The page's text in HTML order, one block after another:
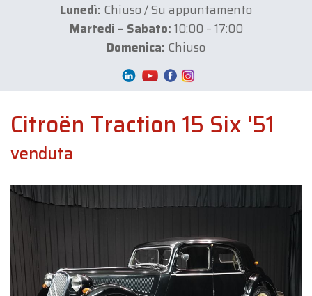
Lunedì: Chiuso / Su appuntamento
Martedì – Sabato:10:00 – 17:00
Domenica: Chiuso
Citroën Traction 15 Six '51
venduta